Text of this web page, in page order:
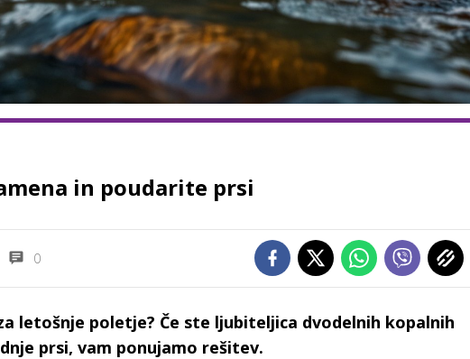
in poudarite prsi
0
letošnje poletje? Če ste ljubiteljica dvodelnih kopalnih
prsi, vam ponujamo rešitev.